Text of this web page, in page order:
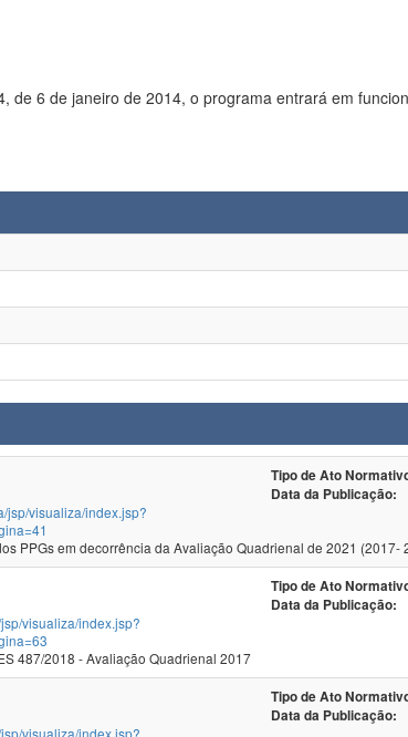
de 6 de janeiro de 2014, o programa entrará em
Tipo de Ato
Data da Publicação:
jsp/visualiza/index.jsp?
PPGs em decorrência da Avaliação Quadrienal de 2021 (2017-
Tipo de Ato
Data da Publicação:
visualiza/index.jsp?
487/2018 - Avaliação Quadrienal 2017
Tipo de Ato
Data da Publicação:
visualiza/index.jsp?